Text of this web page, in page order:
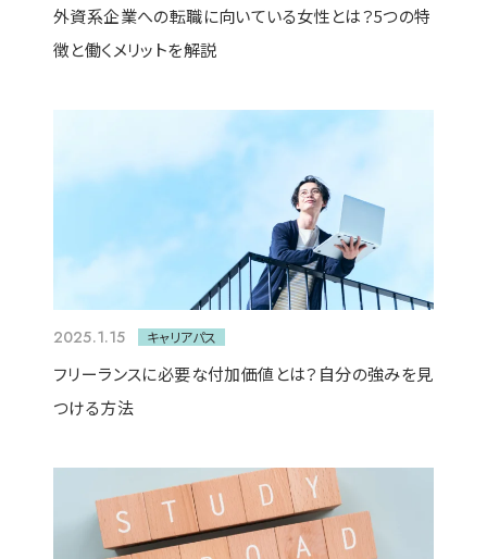
外資系企業への転職に向いている女性とは？5つの特
徴と働くメリットを解説
2025.1.15 キャリアパス
フリーランスに必要な付加価値とは？自分の強みを見
つける方法